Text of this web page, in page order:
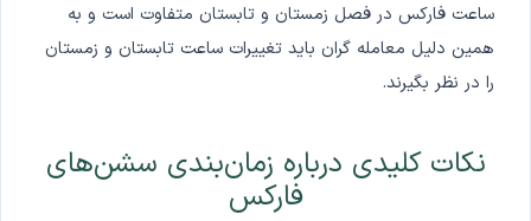
ساعت فارکس در فصل زمستان و تابستان متفاوت است و به
همین دلیل معامله گران باید تغییرات ساعت تابستان و زمستان
را در نظر بگیرند.
نکات کلیدی درباره زمان‌بندی سشن‌های
فارکس